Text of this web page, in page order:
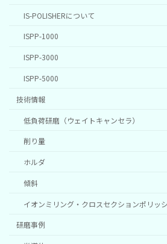
IS-POLISHERについて
ISPP-1000
ISPP-3000
ISPP-5000
技術情報
低負荷研磨（ウェイトキャンセラ）
削り量
ホルダ
傾斜
イオンミリング・クロスセクションポリッ
研磨事例